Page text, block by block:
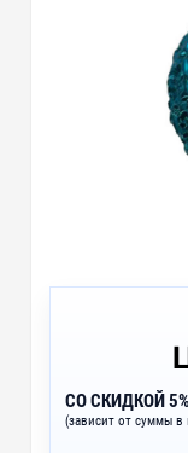
СО СКИДКОЙ 5%
(зависит от суммы в